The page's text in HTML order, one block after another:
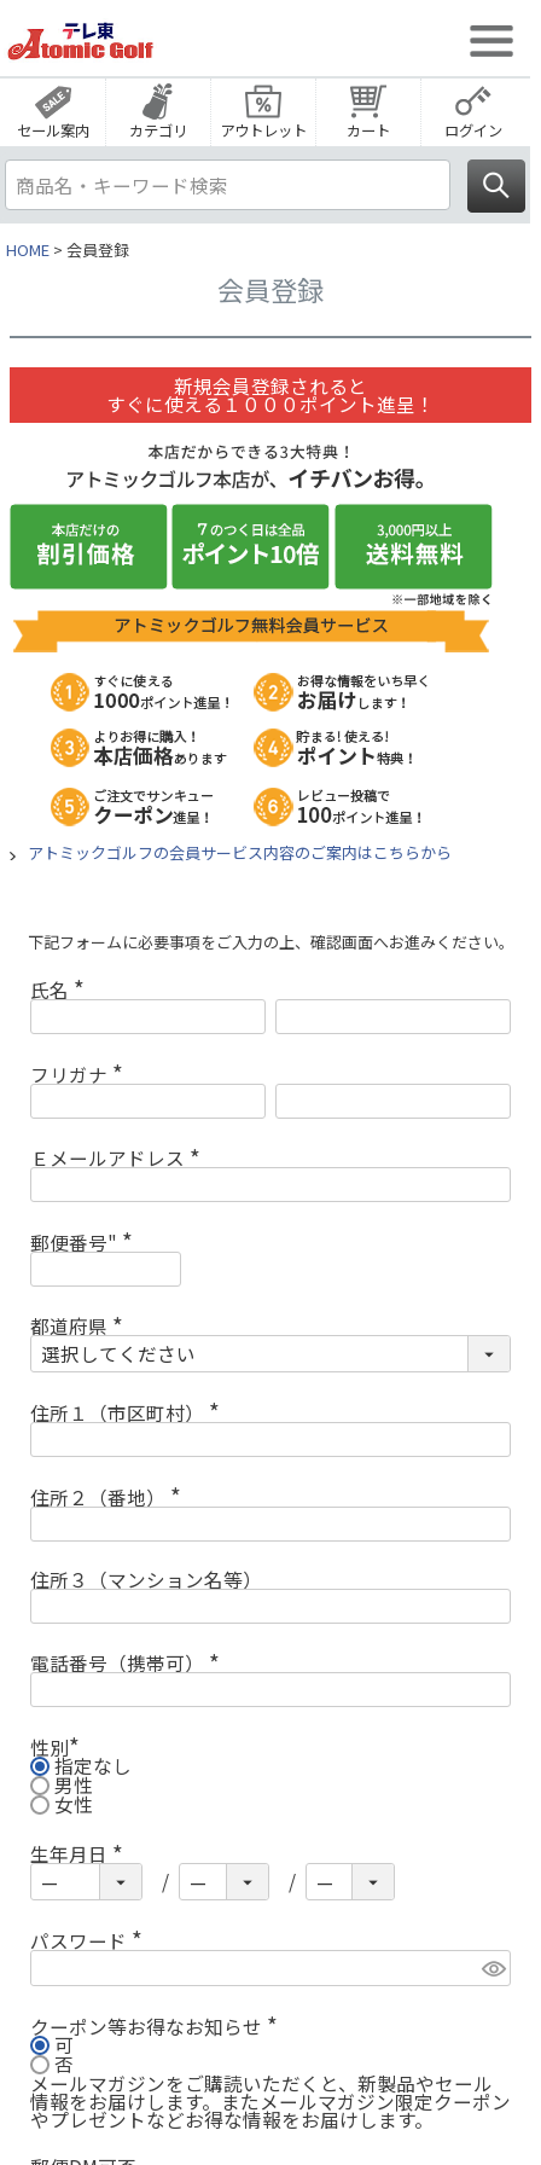
セール案内 カテゴリ アウトレット カート ログイン
HOME 会員登録
会員登録
新規会員登録されると
すぐに使える１０００ポイント進呈！
アトミックゴルフの会員サービス内容のご案内はこちらから
下記フォームに必要事項をご入力の上、確認画面へお進みください。
氏名
(
必
)
フリガナ
(
必
)
Ｅメールアドレス
(
必
郵便番号"
(
必
都道府県
(
必
)
住所１（市区町村）
(
必
住所２（番地）
(
必
)
住所３（マンション名等）
電話番号（携帯可）
(
必
性別
(
必
須
)
指定なし
男性
女性
生年月日
(
必
)
パスワード
(
)
クーポン等お得なお知らせ
須
)
可
否
メールマガジンをご購読いただくと、新製品やセール
情報をお届けします。またメールマガジン限定クーポン
やプレゼントなどお得な情報をお届けします。